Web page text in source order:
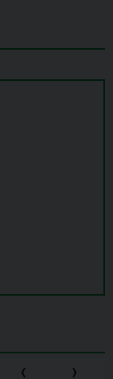
‹ ›